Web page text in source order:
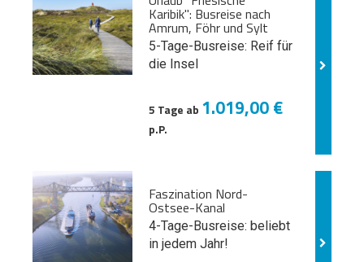
Karibik": Busreise nach
Amrum, Föhr und Sylt
5-Tage-Busreise: Reif für
die Insel
5 Tage ab 1.019,00 €
p.P.
Faszination Nord-
Ostsee-Kanal
4-Tage-Busreise: beliebt
in jedem Jahr!